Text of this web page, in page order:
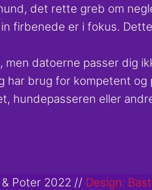
det rette greb om
firbenede er i fokus.
men datoerne passer dig
har brug for kompetent
hundepasseren eller
Poter 2022 // Design: